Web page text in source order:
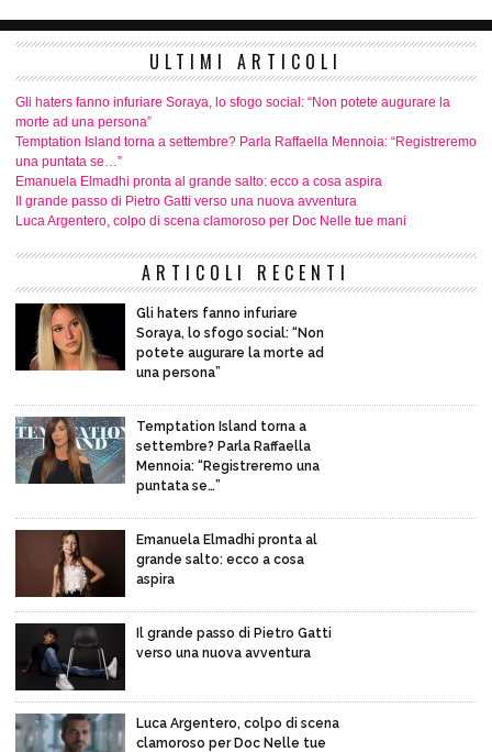
ULTIMI ARTICOLI
Gli haters fanno infuriare Soraya, lo sfogo social: “Non potete augurare la
morte ad una persona”
Temptation Island torna a settembre? Parla Raffaella Mennoia: “Registreremo
una puntata se…”
Emanuela Elmadhi pronta al grande salto: ecco a cosa aspira
Il grande passo di Pietro Gatti verso una nuova avventura
Luca Argentero, colpo di scena clamoroso per Doc Nelle tue mani
ARTICOLI RECENTI
Gli haters fanno infuriare
Soraya, lo sfogo social: “Non
potete augurare la morte ad
una persona”
Temptation Island torna a
settembre? Parla Raffaella
Mennoia: “Registreremo una
puntata se…”
Emanuela Elmadhi pronta al
grande salto: ecco a cosa
aspira
Il grande passo di Pietro Gatti
verso una nuova avventura
Luca Argentero, colpo di scena
clamoroso per Doc Nelle tue